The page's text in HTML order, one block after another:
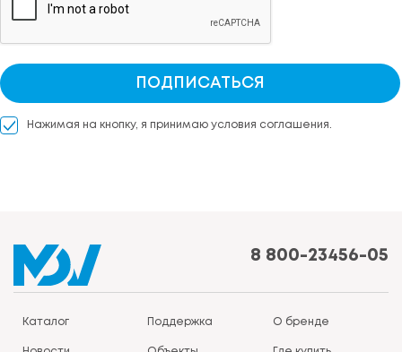
ПОДПИСАТЬСЯ
Нажимая на кнопку, я принимаю условия соглашения.
8 800-23456-05
Каталог Поддержка О бренде